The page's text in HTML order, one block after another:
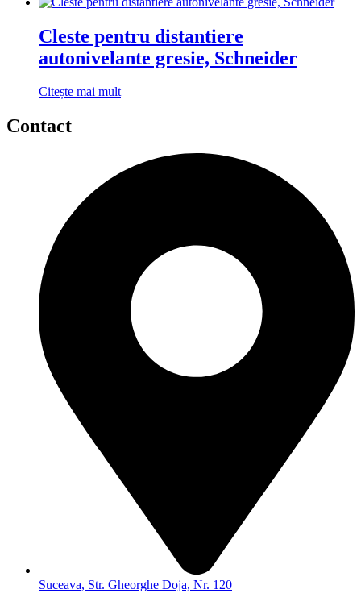
Cleste pentru distantiere
autonivelante gresie, Schneider
Citește mai mult
Contact
Suceava, Str. Gheorghe Doja, Nr. 120